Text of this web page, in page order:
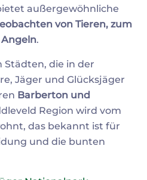
außergewöhnliche
von Tieren, zum
.
die in der
Jäger und Glücksjäger
Barberton und
Region wird vom
das bekannt ist für
und die bunten